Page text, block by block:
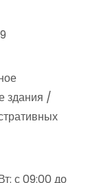
здания /
с 09:00 до